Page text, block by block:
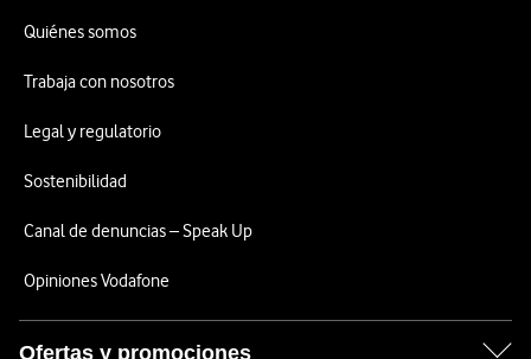
Quiénes somos
Trabaja con nosotros
Legal y regulatorio
Sostenibilidad
Canal de denuncias – Speak Up
Opiniones Vodafone
Ofertas y promociones